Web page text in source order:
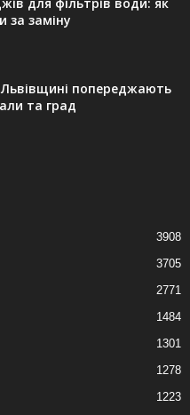
для фільтрів води: як
за заміну
попереджають
та град
3908
3705
2771
1484
1301
1278
1223